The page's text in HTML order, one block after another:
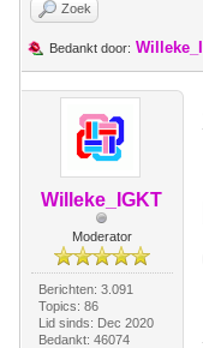
Zoek
Bedankt door:
Willeke_IGKT
Moderator
Berichten: 3.091
Topics: 86
Lid sinds: Dec 2020
Bedankt: 46074